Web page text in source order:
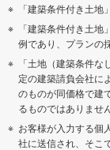
「建築条件付き土地
「建築条件付き土
例であり、プランの
「土地（建築条件
定の建築請負会社に
のものが同価格で建
るものではありません
お客様が入力する個
社に送信され、そこ